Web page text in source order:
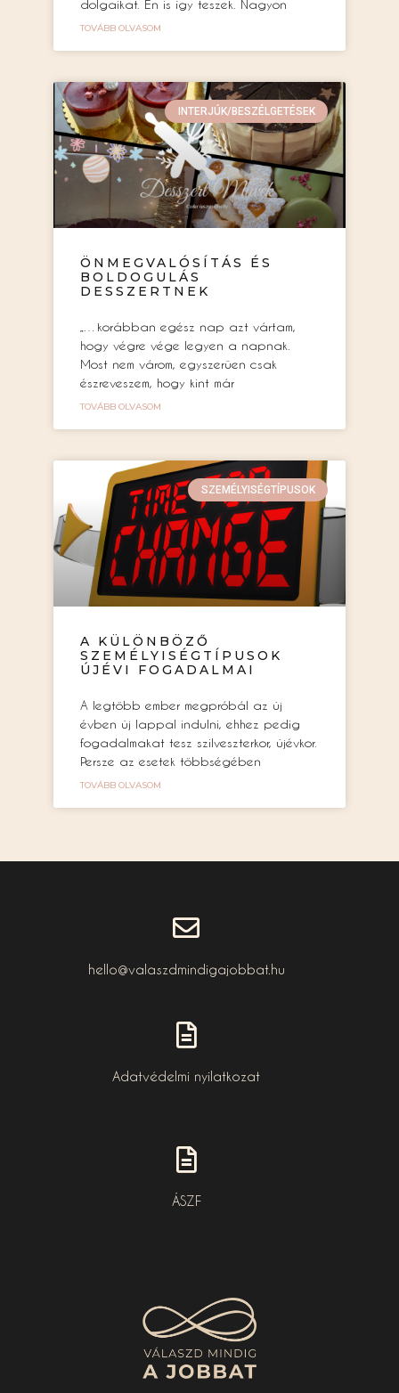
dolgaikat. Én is így teszek. Nagyon
TOVÁBB OLVASOM
INTERJÚK/BESZÉLGETÉSEK
ÖNMEGVALÓSÍTÁS ÉS
BOLDOGULÁS
DESSZERTNEK
„…korábban egész nap azt vártam,
hogy végre vége legyen a napnak.
Most nem várom, egyszerűen csak
észreveszem, hogy kint már
TOVÁBB OLVASOM
SZEMÉLYISÉGTÍPUSOK
A KÜLÖNBÖZŐ
SZEMÉLYISÉGTÍPUSOK
ÚJÉVI FOGADALMAI
A legtöbb ember megpróbál az új
évben új lappal indulni, ehhez pedig
fogadalmakat tesz szilveszterkor, újévkor.
Persze az esetek többségében
TOVÁBB OLVASOM
hello@valaszdmindigajobbat.hu
Adatvédelmi nyilatkozat
ÁSZF